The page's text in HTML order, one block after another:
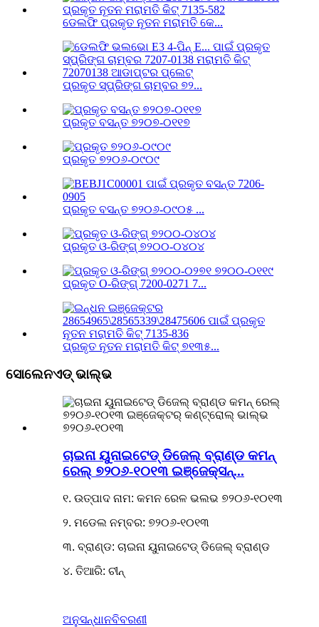
ଡେଲଫି ପ୍ରକୃତ ନୂତନ ମରାମତି କେ...
ପ୍ରକୃତ ସ୍ପ୍ରିଙ୍ଗ ଚାମ୍ବର ୭୨...
ପ୍ରକୃତ ବସନ୍ତ ୭୨୦୭-୦୧୧୭
ପ୍ରକୃତ ୭୨୦୬-୦୯୦୯
ପ୍ରକୃତ ବସନ୍ତ ୭୨୦୬-୦୯୦୫ ...
ପ୍ରକୃତ ଓ-ରିଙ୍ଗ୍ ୭୨୦୦-୦୪୦୪
ପ୍ରକୃତ O-ରିଙ୍ଗ୍ 7200-0271 7...
ପ୍ରକୃତ ନୂତନ ମରାମତି କିଟ୍ ୭୧୩୫...
ସୋଲେନଏଡ୍ ଭାଲ୍ଭ
ଚାଇନା ୟୁନାଇଟେଡ୍ ଡିଜେଲ୍ ବ୍ରାଣ୍ଡ କମନ୍
ରେଲ୍ ୭୨୦୬-୧୦୧୩ ଇଞ୍ଜେକ୍ସନ୍...
୧. ଉତ୍ପାଦ ନାମ: କମନ ରେଳ ଭଲଭ ୭୨୦୬-୧୦୧୩
୨. ମଡେଲ ନମ୍ବର: ୭୨୦୬-୧୦୧୩
୩. ବ୍ରାଣ୍ଡ: ଚାଇନା ୟୁନାଇଟେଡ୍ ଡିଜେଲ୍ ବ୍ରାଣ୍ଡ
୪. ତିଆରି: ଚୀନ୍
ଅନୁସନ୍ଧାନବିବରଣୀ